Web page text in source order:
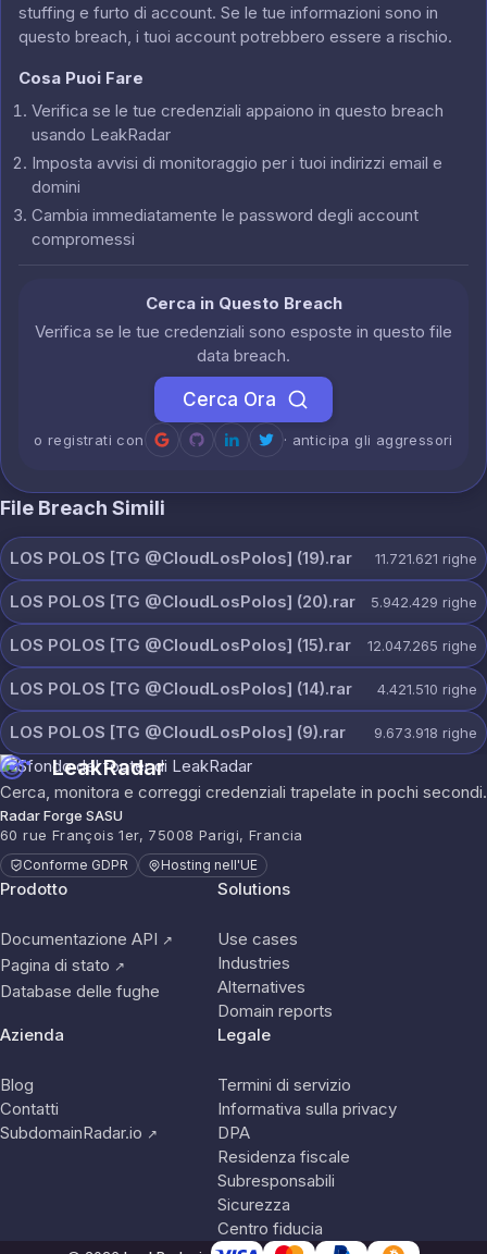
stuffing e furto di account. Se le tue informazioni sono in
questo breach, i tuoi account potrebbero essere a rischio.
Cosa Puoi Fare
Verifica se le tue credenziali appaiono in questo breach
usando LeakRadar
Imposta avvisi di monitoraggio per i tuoi indirizzi email e
domini
Cambia immediatamente le password degli account
compromessi
Cerca in Questo Breach
Verifica se le tue credenziali sono esposte in questo file
data breach.
Cerca Ora
o registrati con · anticipa gli aggressori
File Breach Simili
LOS POLOS [TG @CloudLosPolos] (19).rar 11.721.621 righe
LOS POLOS [TG @CloudLosPolos] (20).rar 5.942.429 righe
LOS POLOS [TG @CloudLosPolos] (15).rar 12.047.265 righe
LOS POLOS [TG @CloudLosPolos] (14).rar 4.421.510 righe
LOS POLOS [TG @CloudLosPolos] (9).rar 9.673.918 righe
LeakRadar
Cerca, monitora e correggi credenziali trapelate in pochi secondi.
Radar Forge SASU
60 rue François 1er, 75008 Parigi, Francia
Conforme GDPR Hosting nell'UE
Prodotto
Documentazione API ↗
Pagina di stato ↗
Database delle fughe
Solutions
Use cases
Industries
Alternatives
Domain reports
Azienda
Blog
Contatti
SubdomainRadar.io ↗
Legale
Termini di servizio
Informativa sulla privacy
DPA
Residenza fiscale
Subresponsabili
Sicurezza
Centro fiducia